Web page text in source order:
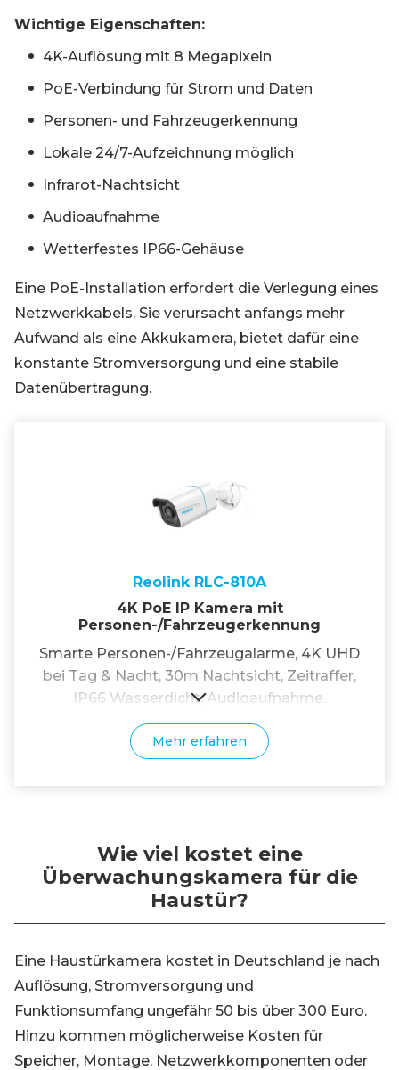
Wichtige Eigenschaften:
4K-Auflösung mit 8 Megapixeln
PoE-Verbindung für Strom und Daten
Personen- und Fahrzeugerkennung
Lokale 24/7-Aufzeichnung möglich
Infrarot-Nachtsicht
Audioaufnahme
Wetterfestes IP66-Gehäuse
Eine PoE-Installation erfordert die Verlegung eines
Netzwerkkabels. Sie verursacht anfangs mehr
Aufwand als eine Akkukamera, bietet dafür eine
konstante Stromversorgung und eine stabile
Datenübertragung.
Reolink RLC-810A
4K PoE IP Kamera mit
Personen-/Fahrzeugerkennung
Smarte Personen-/Fahrzeugalarme, 4K UHD
bei Tag & Nacht, 30m Nachtsicht, Zeitraffer,
IP66 Wasserdicht, Audioaufnahme.
Mehr erfahren
Wie viel kostet eine
Überwachungskamera für die
Haustür?
Eine Haustürkamera kostet in Deutschland je nach
Auflösung, Stromversorgung und
Funktionsumfang ungefähr 50 bis über 300 Euro.
Hinzu kommen möglicherweise Kosten für
Speicher, Montage, Netzwerkkomponenten oder